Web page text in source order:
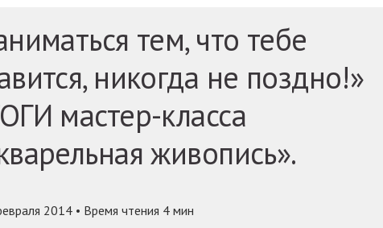
тем, что тебе
никогда не поздно!»
мастер-класса
живопись».
2014 • Время чтения 4 мин